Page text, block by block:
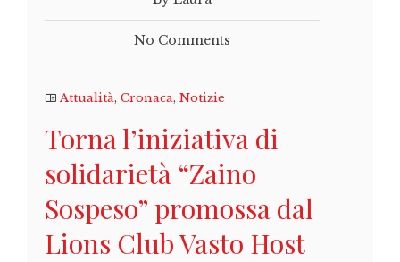
No Comments
Attualità, Cronaca, Notizie
Torna l’iniziativa di
solidarietà “Zaino
Sospeso” promossa dal
Lions Club Vasto Host